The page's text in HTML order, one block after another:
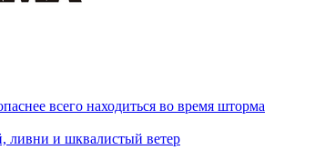
всего находиться во время шторма
ливни и шквалистый ветер